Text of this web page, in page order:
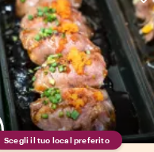
Scegli il tuo local preferito